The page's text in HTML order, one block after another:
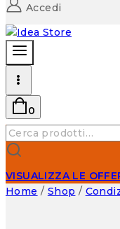
Accedi
0
Cerca:
VISUALIZZA LE
Home / Shop /